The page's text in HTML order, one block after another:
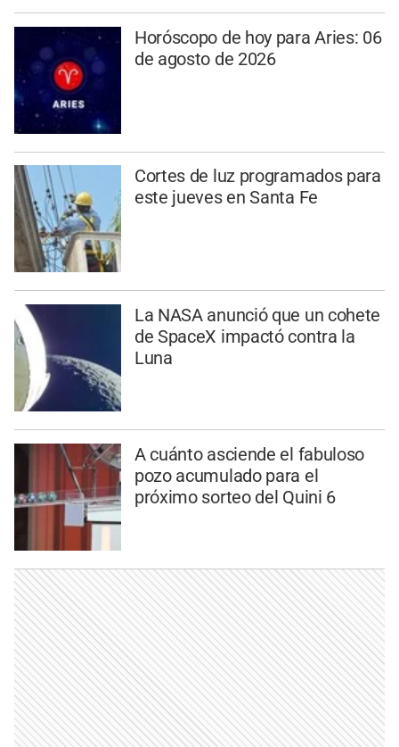
Horóscopo de hoy para Aries: 06
de agosto de 2026
Cortes de luz programados para
este jueves en Santa Fe
La NASA anunció que un cohete
de SpaceX impactó contra la
Luna
A cuánto asciende el fabuloso
pozo acumulado para el
próximo sorteo del Quini 6